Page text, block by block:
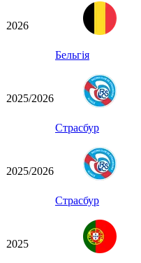
2026
Бельгія
2025/2026
Страсбур
2025/2026
Страсбур
2025